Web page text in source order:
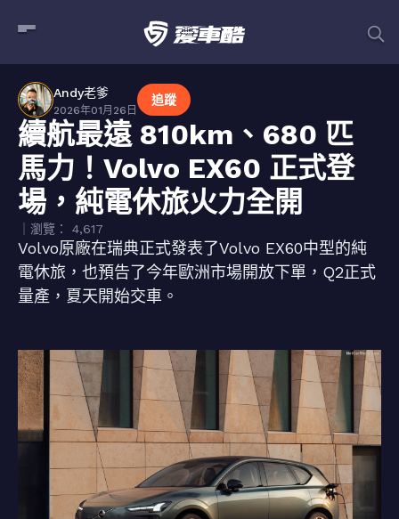
Andy老爹
2026年01月26日
追蹤
續航最遠 810km、680 匹
馬力！Volvo EX60 正式登
場，純電休旅火力全開
｜瀏覽： 4,617
Volvo原廠在瑞典正式發表了Volvo EX60中型的純
電休旅，也預告了今年歐洲市場開放下單，Q2正式
量產，夏天開始交車。